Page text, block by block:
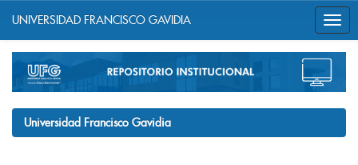
navigation
UNIVERSIDAD FRANCISCO GAVIDIA
Universidad Francisco Gavidia